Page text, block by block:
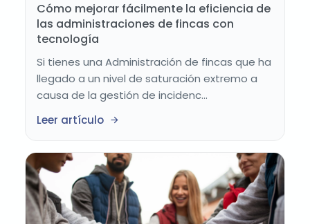
Cómo mejorar fácilmente la eficiencia de
las administraciones de fincas con
tecnología
Si tienes una Administración de fincas que ha
llegado a un nivel de saturación extremo a
causa de la gestión de incidenc...
Leer artículo